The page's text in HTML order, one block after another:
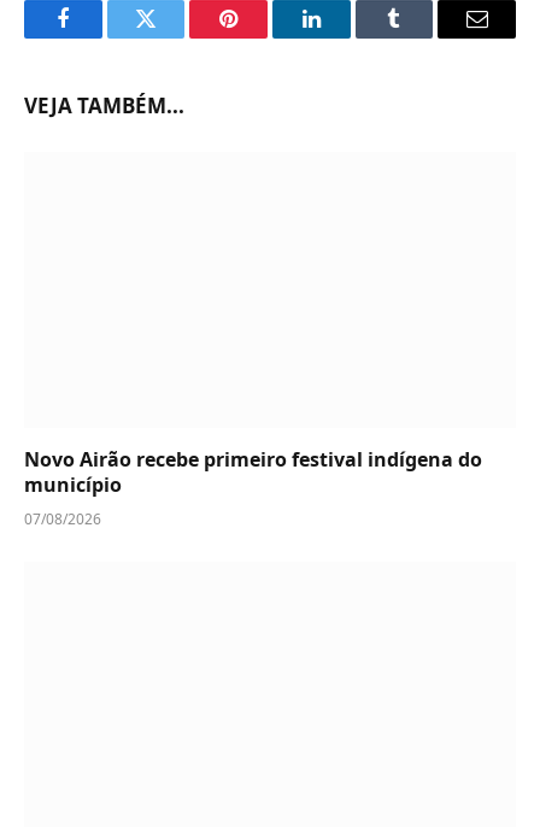
FacebookTwitter Pinterest LinkedInTumblr Email
VEJA TAMBÉM...
Novo Airão recebe primeiro festival indígena do
município
07/08/2026